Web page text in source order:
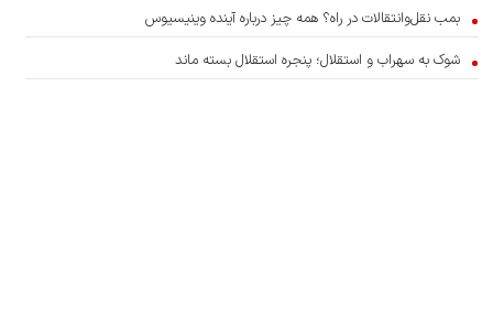
بمب نقل‌وانتقالات در راه؟ همه چیز درباره آینده وینیسیوس
شوک به سهراب و استقلال؛ پنجره استقلال بسته ماند